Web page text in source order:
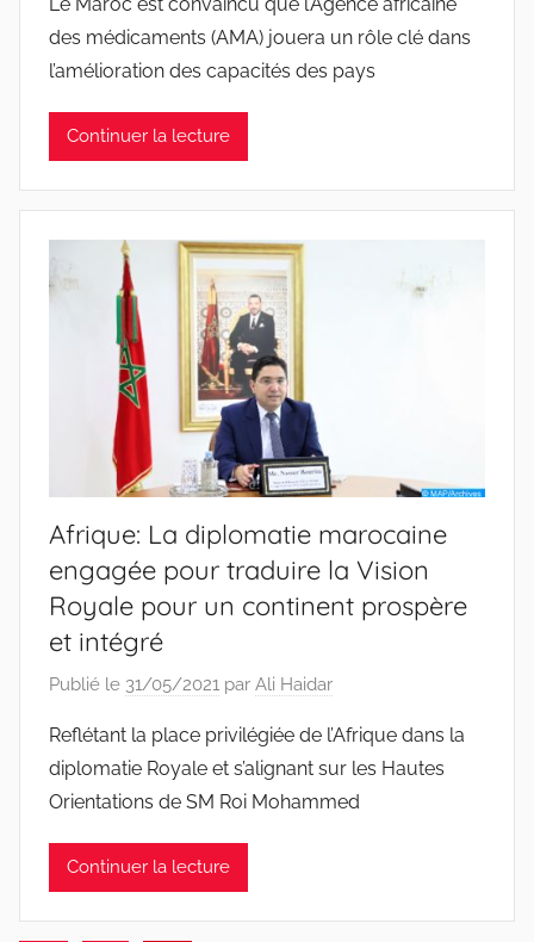
des médicaments (AMA) jouera un rôle clé dans
l’amélioration des capacités des pays
Continuer la lecture
Afrique: La diplomatie marocaine
engagée pour traduire la Vision
Royale pour un continent prospère
et intégré
Publié le 31/05/2021 par Ali Haidar
Reflétant la place privilégiée de l’Afrique dans la
diplomatie Royale et s’alignant sur les Hautes
Orientations de SM Roi Mohammed
Continuer la lecture